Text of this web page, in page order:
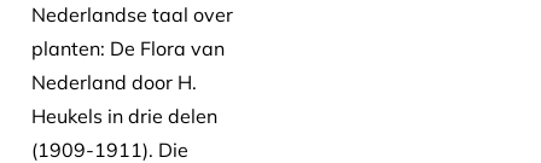
Nederlandse taal over
planten: De Flora van
Nederland door H.
Heukels in drie delen
(1909-1911). Die